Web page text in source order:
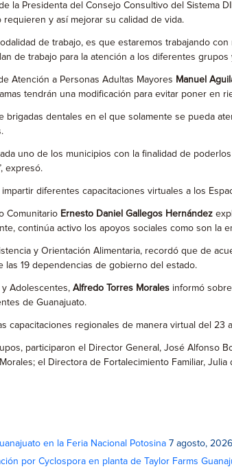
la Presidenta del Consejo Consultivo del Sistema
y así mejorar su calidad de vida.
de trabajo, es que estaremos trabajando
de trabajo para la atención a los diferentes
Atención a Personas Adultas Mayores Manuel
tendrán una modificación para evitar poner en
brigadas dentales en el que solamente se pueda
uno de los municipios con la finalidad de
expresó.
diferentes capacitaciones virtuales a los
Comunitario Ernesto Daniel Gallegos Hernández
continúa activo los apoyos sociales como son la
y Orientación Alimentaria, recordó que de
19 dependencias de gobierno del estado.
Adolescentes, Alfredo Torres Morales informó
de Guanajuato.
capacitaciones regionales de manera virtual del
participaron el Director General, José Alfonso
el Directora de Fortalecimiento Familiar,
en la Feria Nacional Potosina 7 agosto, 2026
por Cyclospora en planta de Taylor Farms